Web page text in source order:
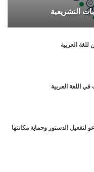
التشريعية
العربية
اللغة العربية
لتفعيل الدستور وحماية مكانتها